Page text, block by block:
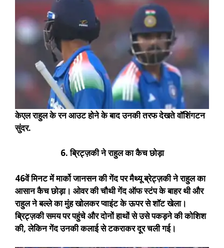
केएल राहुल के रन आउट होने के बाद उनकी तरफ देखते वॉशिंगटन
सुंदर.
6. ब्रिट्ज़की ने राहुल का कैच छोड़ा
46वें मिनट में मार्को जानसन की गेंद पर मैथ्यू ब्रेट्ज़की ने राहुल का
आसान कैच छोड़ा। ओवर की चौथी गेंद ऑफ स्टंप के बाहर थी और
राहुल ने बल्ले का मुंह खोलकर प्वाइंट के ऊपर से शॉट खेला।
ब्रिट्ज़की समय पर पहुंचे और दोनों हाथों से उसे पकड़ने की कोशिश
की, लेकिन गेंद उनकी कलाई से टकराकर दूर चली गई।